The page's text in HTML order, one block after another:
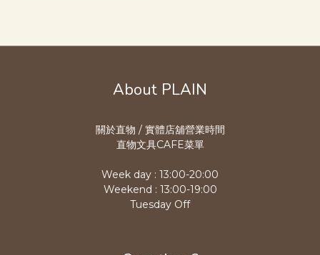
About PLAIN
關於直物 / 實體店舖營業時間
直物文具CAFE菜單
Week day : 13:00-20:00
Weekend : 13:00-19:00
Tuesday Off